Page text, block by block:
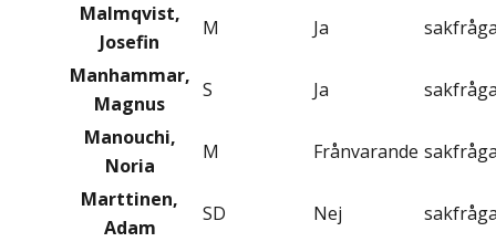
Malmqvist,
Josefin
M Ja
Manhammar,
Magnus
S Ja
Manouchi,
Noria
M Frånvarande
Marttinen,
Adam
SD Nej